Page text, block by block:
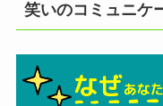
笑いのコミュニケ